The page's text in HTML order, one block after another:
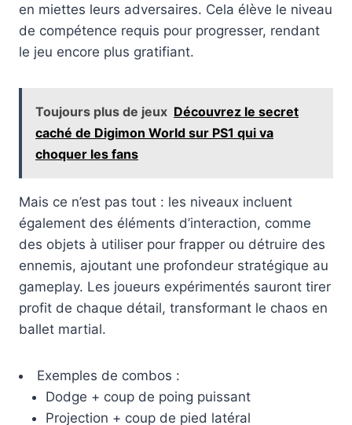
en miettes leurs adversaires. Cela élève le niveau
de compétence requis pour progresser, rendant
le jeu encore plus gratifiant.
Toujours plus de jeux Découvrez le secret
caché de Digimon World sur PS1 qui va
choquer les fans
Mais ce n’est pas tout : les niveaux incluent
également des éléments d’interaction, comme
des objets à utiliser pour frapper ou détruire des
ennemis, ajoutant une profondeur stratégique au
gameplay. Les joueurs expérimentés sauront tirer
profit de chaque détail, transformant le chaos en
ballet martial.
Exemples de combos :
Dodge + coup de poing puissant
Projection + coup de pied latéral